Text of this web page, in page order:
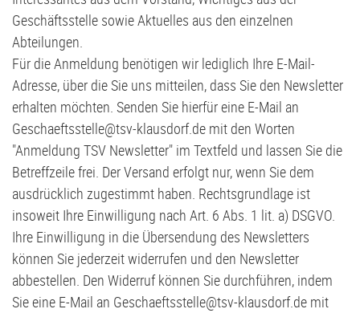
Geschäftsstelle sowie Aktuelles aus den einzelnen
Abteilungen.
Für die Anmeldung benötigen wir lediglich Ihre E-Mail-
Adresse, über die Sie uns mitteilen, dass Sie den Newsletter
erhalten möchten. Senden Sie hierfür eine E-Mail an
Geschaeftsstelle@tsv-klausdorf.de mit den Worten
"Anmeldung TSV Newsletter" im Textfeld und lassen Sie die
Betreffzeile frei. Der Versand erfolgt nur, wenn Sie dem
ausdrücklich zugestimmt haben. Rechtsgrundlage ist
insoweit Ihre Einwilligung nach Art. 6 Abs. 1 lit. a) DSGVO.
Ihre Einwilligung in die Übersendung des Newsletters
können Sie jederzeit widerrufen und den Newsletter
abbestellen. Den Widerruf können Sie durchführen, indem
Sie eine E-Mail an Geschaeftsstelle@tsv-klausdorf.de mit